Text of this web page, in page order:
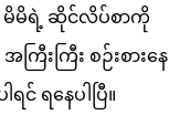
ာ မိမိရဲ့ ဆိုင်လိပ်စာကို
ြီးကြီး စဉ်းစားနေ
င် ရနေပါပြီ။